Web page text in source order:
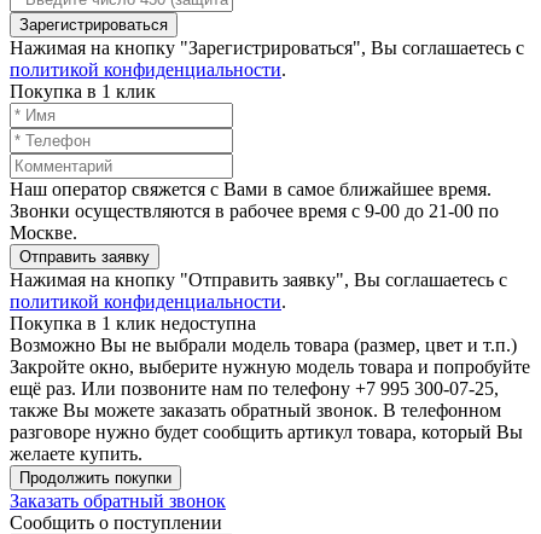
Зарегистрироваться
Нажимая на кнопку "Зарегистрироваться", Вы соглашаетесь с
политикой конфиденциальности.
Покупка в 1 клик
Наш оператор свяжется с Вами в самое ближайшее время.
Звонки осуществляются в рабочее время с 9-00 до 21-00 по
Москве.
Отправить заявку
Нажимая на кнопку "Отправить заявку", Вы соглашаетесь с
политикой конфиденциальности.
Покупка в 1 клик недоступна
Возможно Вы не выбрали модель товара (размер, цвет и т.п.)
Закройте окно, выберите нужную модель товара и попробуйте
ещё раз. Или позвоните нам по телефону +7 995 300-07-25,
также Вы можете заказать обратный звонок. В телефонном
разговоре нужно будет сообщить артикул товара, который Вы
желаете купить.
Продолжить покупки
Заказать обратный звонок
Сообщить о поступлении